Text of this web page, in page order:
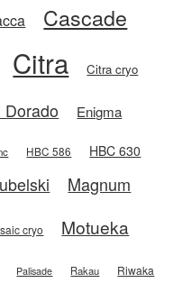
Cascade
Citra Citra cryo
Dorado Enigma
HBC 586 HBC 630
Magnum
cryo Motueka
Palisade Rakau Riwaka